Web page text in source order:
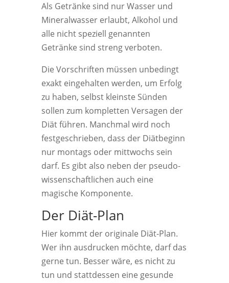
Als Getränke sind nur Wasser und
Mineralwasser erlaubt, Alkohol und
alle nicht speziell genannten
Getränke sind streng verboten.
Die Vorschriften müssen unbedingt
exakt eingehalten werden, um Erfolg
zu haben, selbst kleinste Sünden
sollen zum kompletten Versagen der
Diät führen. Manchmal wird noch
festgeschrieben, dass der Diätbeginn
nur montags oder mittwochs sein
darf. Es gibt also neben der pseudo-
wissenschaftlichen auch eine
magische Komponente.
Der Diät-Plan
Hier kommt der originale Diät-Plan.
Wer ihn ausdrucken möchte, darf das
gerne tun. Besser wäre, es nicht zu
tun und stattdessen eine gesunde